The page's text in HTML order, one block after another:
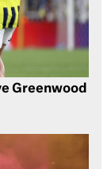
Greenwood